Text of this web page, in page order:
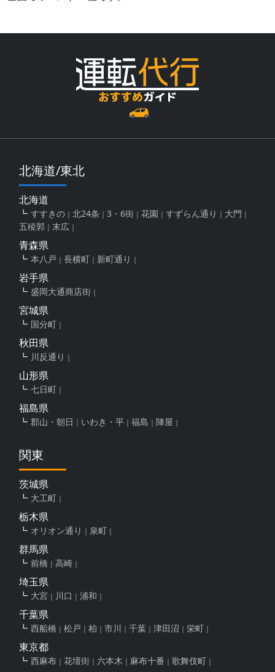
北海道/東北
北海道
すすきの 北24条 3・6街 花園 すずらん通り
大門
五稜郭
末広
青森県
本八戸 長横町 新町通り
岩手県
盛岡大通商店街
宮城県
国分町
秋田県
川反通り
山形県
七日町
福島県
郡山・朝日 いわき・平 福島 陣屋
関東
茨城県
大工町
栃木県
オリオン通り 泉町
群馬県
前橋 高崎
埼玉県
大宮 川口 浦和
千葉県
西船橋 松戸 柏 市川 千葉 津田沼 栄町
東京都
西麻布 花壇街 六本木 麻布十番 歌舞伎町